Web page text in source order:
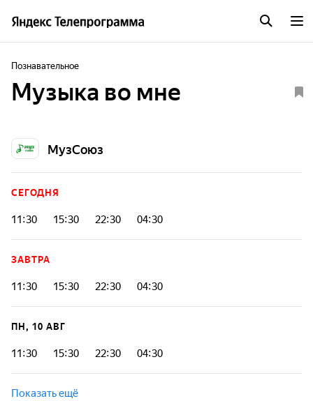
Познавательное
Музыка во мне
МузСоюз
СЕГОДНЯ
11:30 15:30 22:30 04:30
ЗАВТРА
11:30 15:30 22:30 04:30
ПН, 10 АВГ
11:30 15:30 22:30 04:30
Показать ещё